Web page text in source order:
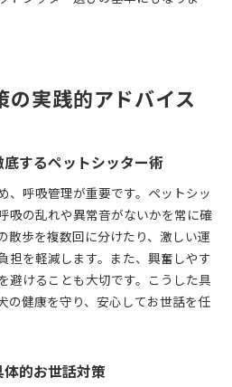
の実践的アドバイス
するペットシッター術
、呼吸管理が重要です。ペットシッ
吸の乱れや異常音がないかを常に確
散歩を複数回に分けたり、激しい運
担を軽減します。また、興奮しやす
避けることも大切です。こうした具
の健康を守り、安心してお世話を任
的お世話対策